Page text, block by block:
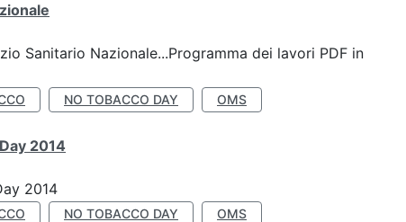
Sanitario Nazionale...Programma dei lavori PDF in
NO TOBACCO DAY OMS
2014
2014
NO TOBACCO DAY OMS